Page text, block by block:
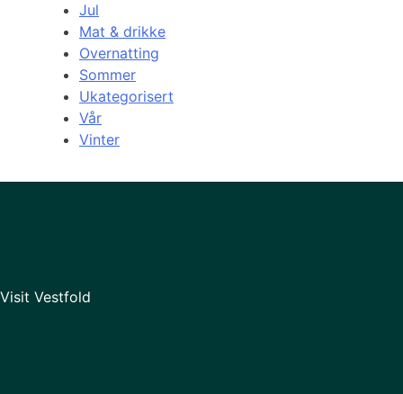
Jul
Mat & drikke
Overnatting
Sommer
Ukategorisert
Vår
Vinter
Visit Vestfold